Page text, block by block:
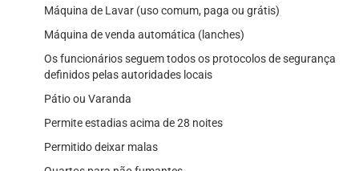
Máquina de Lavar (uso comum, paga ou grátis)
Máquina de venda automática (lanches)
Os funcionários seguem todos os protocolos de segurança
definidos pelas autoridades locais
Pátio ou Varanda
Permite estadias acima de 28 noites
Permitido deixar malas